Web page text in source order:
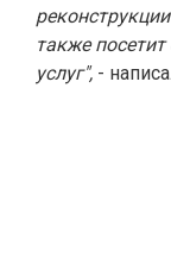
также
услуг", -